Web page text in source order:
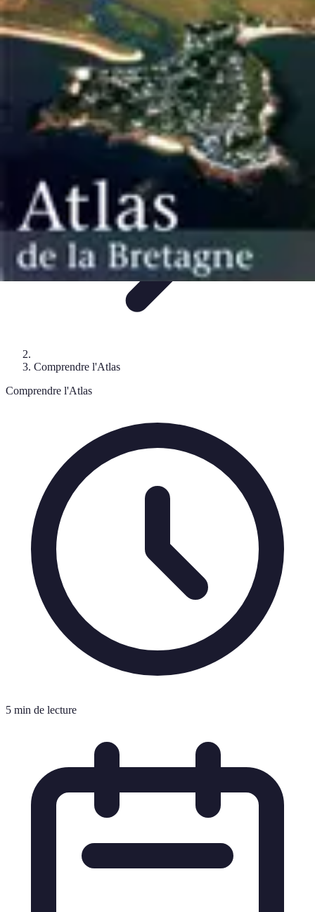
Atlas Géographique
Tendances
Perception et Utilisation Guide d'achatÉducation et
ApprentissageAtlas Thématiques
Atlas Géographique
Comprendre l'Atlas
Comprendre l'Atlas
5 min de lecture